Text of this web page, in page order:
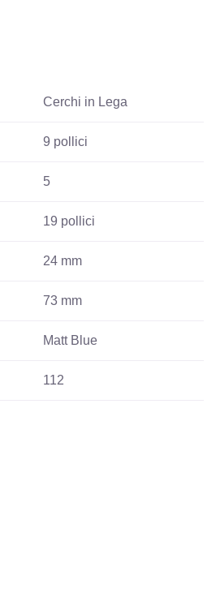
Cerchi in Lega
9 pollici
5
19 pollici
24 mm
73 mm
Matt Blue
112